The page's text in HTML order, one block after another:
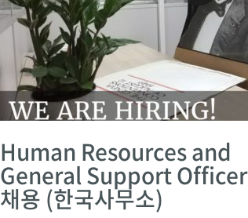
Human Resources and
General Support Officer
채용 (한국사무소)